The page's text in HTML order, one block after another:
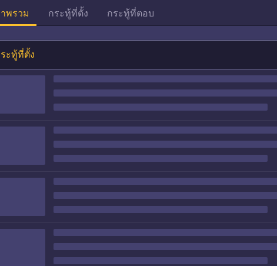
พรวม กระทู้ที่ตั้ง กระทู้ที่ตอบ
ะทู้ที่ตั้ง